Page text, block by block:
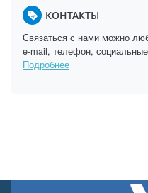
КОНТАКТЫ
Связаться с нами можно
e-mail, телефон,
Подробнее